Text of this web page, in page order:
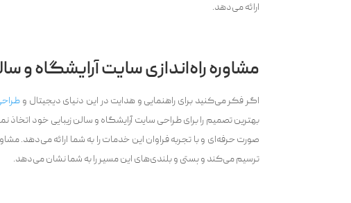
ارائه می‌‌دهد.
مشاوره راه‌اندازی سایت آرایشگاه و
اگر فکر می‌کنید برای راهنمایی و هدایت در این دنیای دیجیتال و
صورت حرفه‌ای و با تجربه فراوان این خدمات را به شما ارائه می‌‌دهد.
ترسیم می‌‌کند و پستی و بلندی‌های این مسیر را به شما نشان می‌‌دهد.